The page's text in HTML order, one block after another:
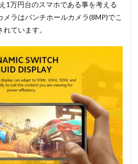
1万円台のスマホである事を考える
メラはパンチホールカメラ(8MP)でこ
ています。